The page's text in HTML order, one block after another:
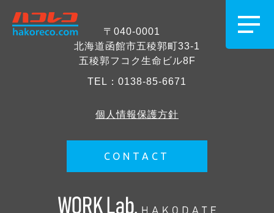
〒040-0001
北海道函館市五稜郭町33-1
五稜郭フコク生命ビル8F
TEL： 0138-85-6671
個人情報保護方針
CONTACT